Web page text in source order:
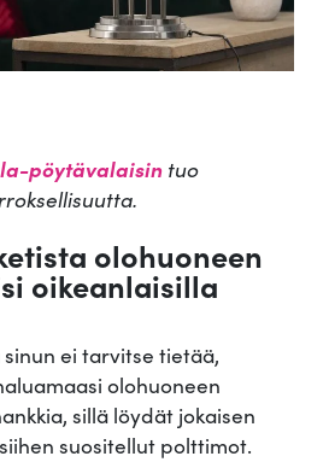
pöytävalaisintuo
olohuoneen
oikeanlaisilla
ei tarvitse tietää,
olohuoneen
sillä löydät jokaisen
suositellut polttimot.